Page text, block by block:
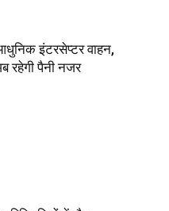
इंटरसेप्टर वाहन,
रहेगी पैनी नजर